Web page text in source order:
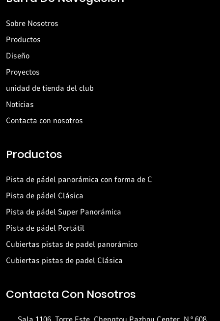
Sobre Nosotros
Productos
Diseño
Proyectos
unidad de tienda del club
Noticias
Contacta con nosotros
Productos
Pista de pádel panorámica con forma de C
Pista de pádel Clásica
Pista de pádel Super Panorámica
Pista de pádel Portátil
Cubiertas pistas de padel panorámico
Cubiertas pistas de padel Clásica
Contacta Con Nosotros